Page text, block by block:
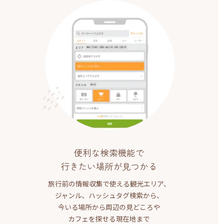
便利な検索機能で
行きたい場所が見つかる
旅行前の情報収集で使える観光エリア、
ジャンル、ハッシュタグ検索から、
今いる場所から周辺の見どころや
カフェを探せる現在地まで